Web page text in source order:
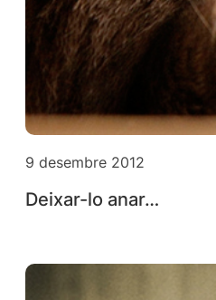
9 desembre 2012
Deixar-lo anar…